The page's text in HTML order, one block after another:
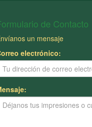
de Contacto
un mensaje
electrónico: